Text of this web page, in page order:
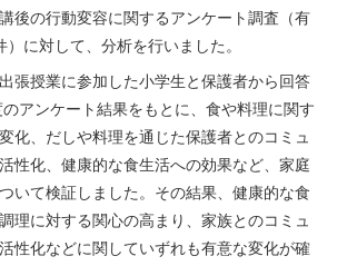
後の行動変容に関するアンケート調査（有
に対して、分析を行いました。
張授業に参加した小学生と保護者から回答
アンケート結果をもとに、食や料理に関す
化、だしや料理を通じた保護者とのコミュ
性化、健康的な食生活への効果など、家庭
いて検証しました。その結果、健康的な食
理に対する関心の高まり、家族とのコミュ
性化などに関していずれも有意な変化が確